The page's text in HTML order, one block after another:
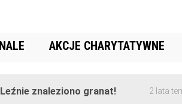
AKCJE CHARYTATYWNE
znaleziono granat! 2 lata temu